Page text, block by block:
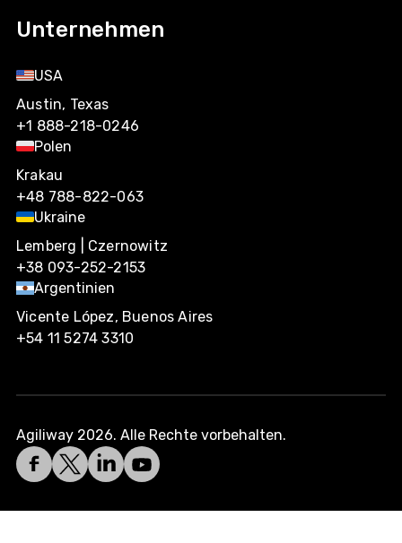
Unternehmen
USA
Austin, Texas
+1 888-218-0246
Polen
Krakau
+48 788-822-063
Ukraine
Lemberg | Czernowitz
+38 093-252-2153
Argentinien
Vicente López, Buenos Aires
+54 11 5274 3310
Agiliway 2026. Alle Rechte vorbehalten.